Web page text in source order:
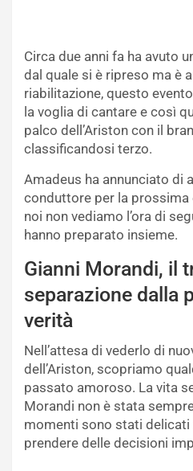
Circa due anni fa ha avuto
dal quale si è ripreso ma è
riabilitazione, questo
la voglia di cantare e così
palco dell’Ariston con il
classificandosi terzo.
Amadeus ha annunciato di
conduttore per la prossima
noi non vediamo l’ora di
hanno preparato insieme.
Gianni Morandi, il
separazione dalla
verità
Nell’attesa di vederlo di
dell’Ariston, scopriamo
passato amoroso. La vita
Morandi non è stata
momenti sono stati delicati
prendere delle decisioni